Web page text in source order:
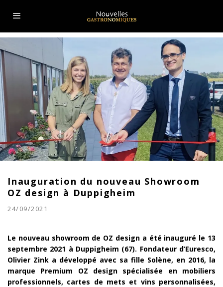
Inauguration du nouveau Showroom
OZ design à Duppigheim
24/09/2021
Le nouveau showroom de OZ design a été inauguré le 13
septembre 2021 à Duppigheim (67). Fondateur d’Euresco,
Olivier Zink a développé avec sa fille Solène, en 2016, la
marque Premium OZ design spécialisée en mobiliers
professionnels, cartes de mets et vins personnalisées,